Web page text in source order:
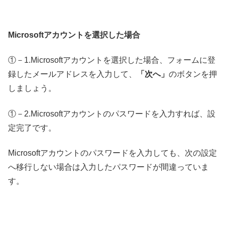
Microsoftアカウントを選択した場合
①－1.Microsoftアカウントを選択した場合、フォームに登
録したメールアドレスを入力して、
「次へ」 のボタンを押
しましょう。
①－2.Microsoftアカウントのパスワードを入力すれば、設
定完了です。
Microsoftアカウントのパスワードを入力しても、次の設定
へ移行しない場合は入力したパスワードが間違っていま
す。